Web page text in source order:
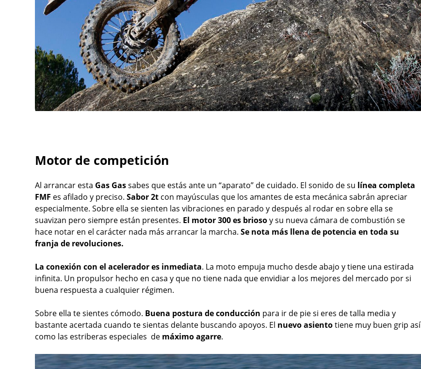
Motor de competición
Al arrancar esta Gas Gassabes que estás ante un “aparato” de cuidado. El sonido de su línea completa
FMF es afilado y preciso. Sabor 2t con mayúsculas que los amantes de esta mecánica sabrán apreciar
especialmente. Sobre ella se sienten las vibraciones en parado y después al rodar en sobre ella se
suavizan pero siempre están presentes. El motor 300 es briosoy su nueva cámara de combustión se
hace notar en el carácter nada más arrancar la marcha. Se nota más llena de potencia en toda su
franja de revoluciones.
La conexión con el acelerador es inmediata. La moto empuja mucho desde abajo y tiene una estirada
infinita. Un propulsor hecho en casa y que no tiene nada que envidiar a los mejores del mercado por si
buena respuesta a cualquier régimen.
Sobre ella te sientes cómodo. Buena postura de conducción para ir de pie si eres de talla media y
bastante acertada cuando te sientas delante buscando apoyos. El nuevoasientotiene muy buen grip así
como las estriberas especiales de máximo agarre.